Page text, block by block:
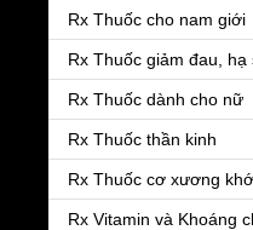
Rx Thuốc cho nam giới
Rx Thuốc giảm đau, hạ
Rx Thuốc dành cho nữ
Rx Thuốc thần kinh
Rx Thuốc cơ xương
Rx Vitamin và Khoáng
Menu